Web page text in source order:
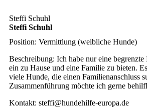
Steffi Schuhl
Steffi Schuhl
Position: Vermittlung (weibliche Hunde)
Beschreibung: Ich habe nur eine
ein zu Hause und eine Familie zu bieten.
viele Hunde, die einen Familienanschluss
Zusammenführung möchte ich gerne
Kontakt: steffi@hundehilfe-europa.de